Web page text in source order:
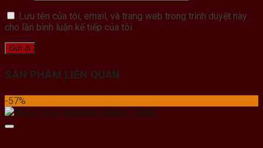
Lưu tên của tôi, email, và trang web trong trình duyệt này
cho lần bình luận kế tiếp của tôi.
SẢN PHẨM LIÊN QUAN
-57%